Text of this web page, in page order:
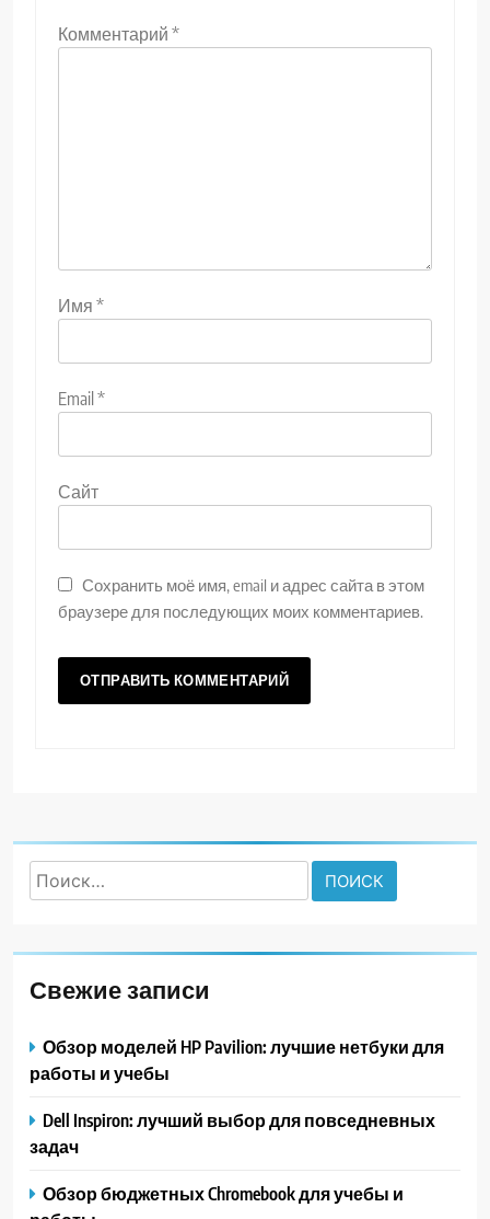
Комментарий *
Имя *
Email*
Сайт
Сохранить моё имя, email и адрес сайта в этом
браузере для последующих моих комментариев.
Найти:
Свежие записи
Обзор моделей HP Pavilion: лучшие нетбуки для
работы и учебы
Dell Inspiron: лучший выбор для повседневных
задач
Обзор бюджетных Chromebook для учебы и